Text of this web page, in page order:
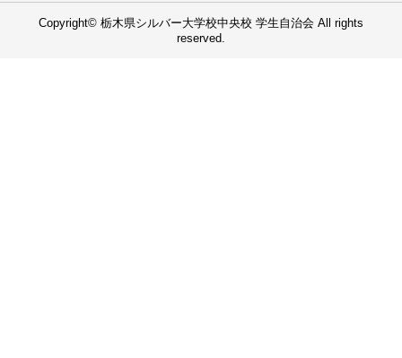
Copyright© 栃木県シルバー大学校中央校 学生自治会 All rights
reserved.